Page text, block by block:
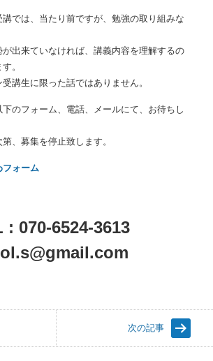
では、当たり前ですが、勉強の取り組みな
出来ていなければ、講義内容を理解するの
。
講生に限った話ではありません。
のフォーム、電話、メールにて、お待ちし
、募集を停止致します。
フォーム
: 070-6524-3613
次の記事